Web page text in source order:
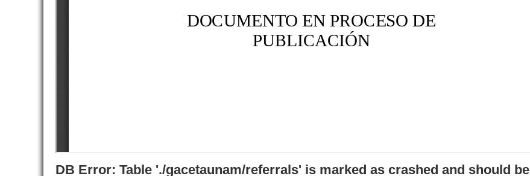
DB Error: Table './gacetaunam/referrals' is marked as crashed and should be